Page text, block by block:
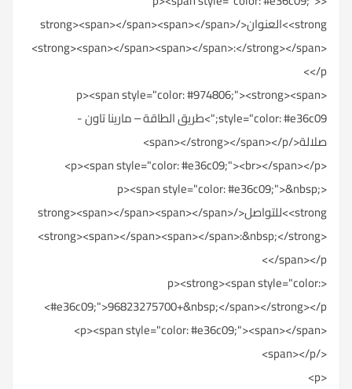
<strong>العنوان</strong><span></span><span></span>
<strong><span></span><span></span>:</strong></span>
</p>
<p><span style="color: #974806;"><strong><span
style="color: #e36c09;">طريق الطاقة – مارينا تاون -
صلالة</span></strong></span></p>
<p><span style="color: #e36c09;"><br></span></p>
<p><span style="color: #e36c09;">&nbsp;
<strong>للتواصل</strong><span></span><span></span>
<strong><span></span><span></span>:&nbsp;</strong>
</span></p>
<p><strong><span style="color:
#e36c09;">96823275700+&nbsp;</span></strong></p>
<p><span style="color: #e36c09;"><span></span>
</span></p>
<p>